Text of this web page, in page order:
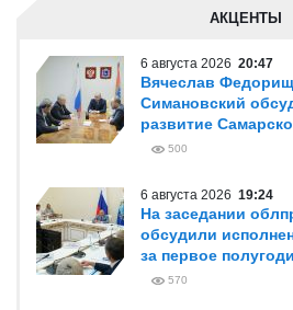
АКЦЕНТЫ
6 августа 2026 20:47
Вячеслав
Симановский
развитие
500
6 августа 2026 19:24
На заседании
обсудили
за первое
570